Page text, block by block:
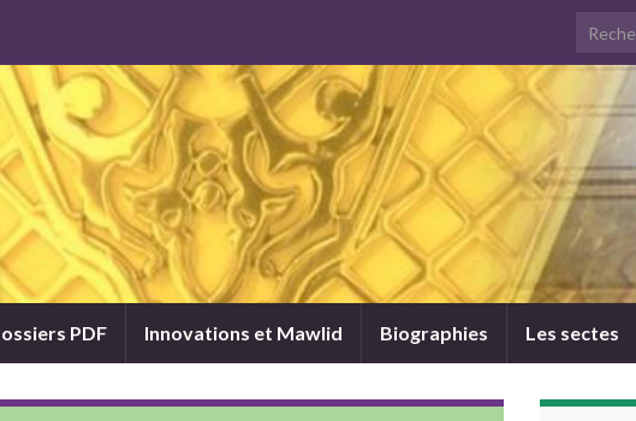
Search
PDF Innovations et Mawlid Biographies Les sectes